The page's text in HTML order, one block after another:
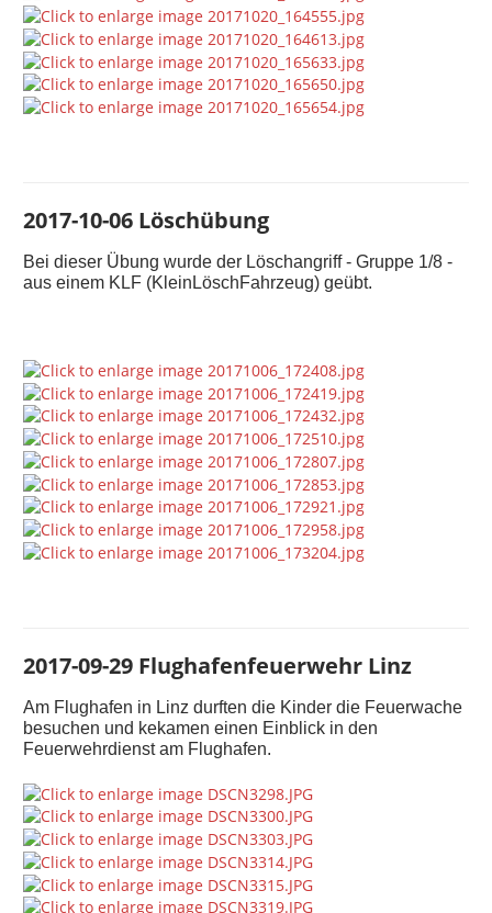
2017-10-06 Löschübung
Bei dieser Übung wurde der Löschangriff - Gruppe 1/8 -
aus einem KLF (KleinLöschFahrzeug) geübt.
2017-09-29 Flughafenfeuerwehr Linz
Am Flughafen in Linz durften die Kinder die Feuerwache
besuchen und kekamen einen Einblick in den
Feuerwehrdienst am Flughafen.